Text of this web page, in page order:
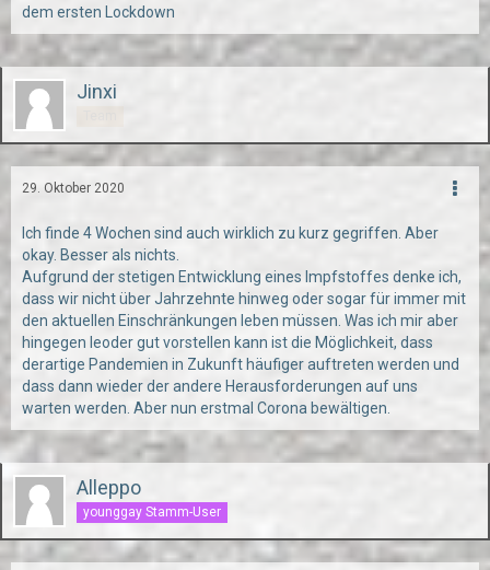
dem ersten Lockdown
Jinxi
29. Oktober 2020
Ich finde 4 Wochen sind auch wirklich zu kurz gegriffen. Aber
okay. Besser als nichts.
Aufgrund der stetigen Entwicklung eines Impfstoffes denke ich,
dass wir nicht über Jahrzehnte hinweg oder sogar für immer mit
den aktuellen Einschränkungen leben müssen. Was ich mir aber
hingegen leoder gut vorstellen kann ist die Möglichkeit, dass
derartige Pandemien in Zukunft häufiger auftreten werden und
dass dann wieder der andere Herausforderungen auf uns
warten werden. Aber nun erstmal Corona bewältigen.
Alleppo
younggay Stamm-User